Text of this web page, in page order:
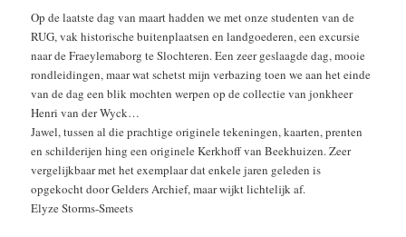
Op de laatste dag van maart hadden we met onze studenten van de
RUG, vak historische buitenplaatsen en landgoederen, een excursie
naar de Fraeylemaborg te Slochteren. Een zeer geslaagde dag, mooie
rondleidingen, maar wat schetst mijn verbazing toen we aan het einde
van de dag een blik mochten werpen op de collectie van jonkheer
Henri van der Wyck…
Jawel, tussen al die prachtige originele tekeningen, kaarten, prenten
en schilderijen hing een originele Kerkhoff van Beekhuizen. Zeer
vergelijkbaar met het exemplaar dat enkele jaren geleden is
opgekocht door Gelders Archief, maar wijkt lichtelijk af.
Elyze Storms-Smeets